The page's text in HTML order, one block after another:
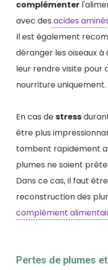
complémenter
avec des acides
Il est également
déranger les oiseaux
leur rendre visite pour
nourriture uniquement.
En cas destress
être plus
tombent rapidement
plumes ne soient
Dans ce cas, il faut
reconstruction des
complément
Pertes de plumes